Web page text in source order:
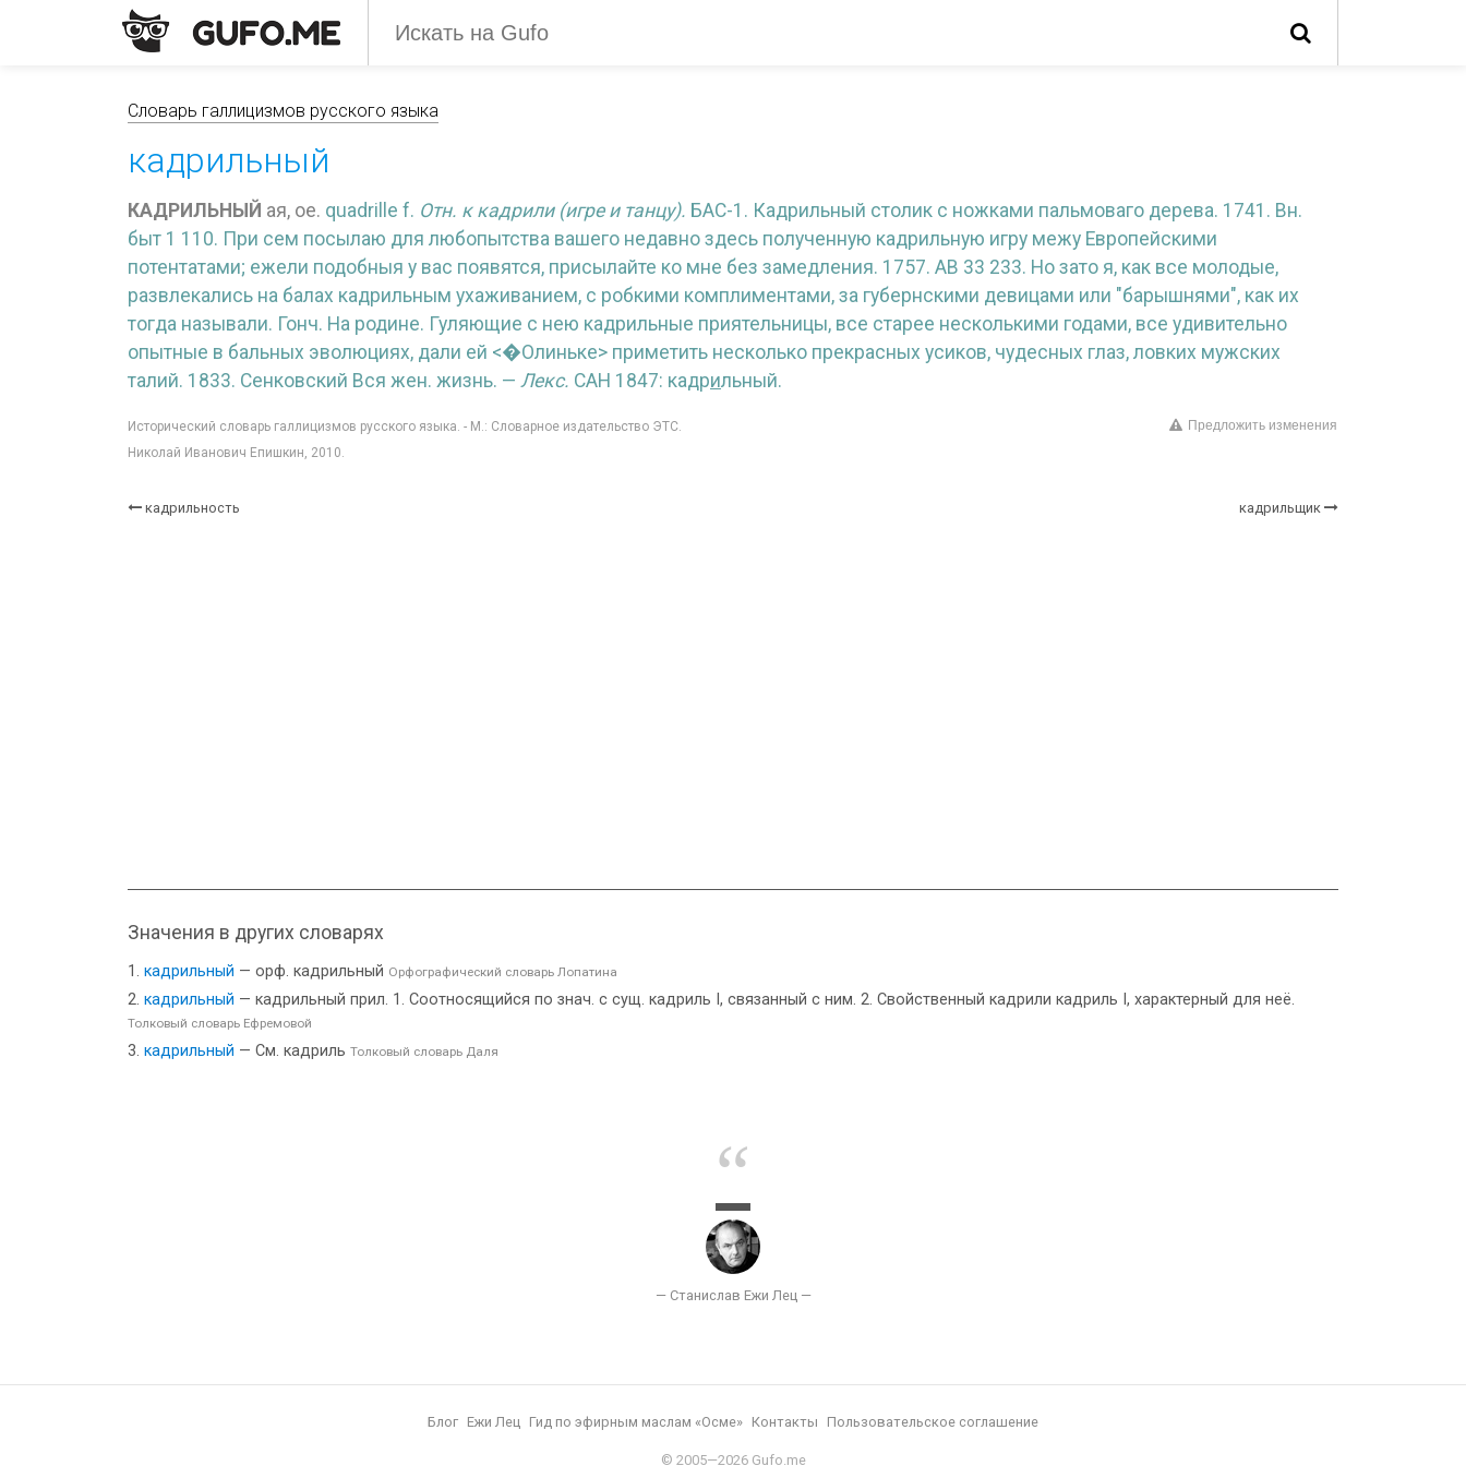
Словарь галлицизмов русского языка
кадрильный
КАДРИЛЬНЫЙ ая, ое. quadrille f. Отн. к кадрили (игре и танцу). БАС-1. Кадрильный столик с ножками пальмоваго дерева. 1741. Вн.
быт 1 110. При сем посылаю для любопытства вашего недавно здесь полученную кадрильную игру межу Европейскими
потентатами; ежели подобныя у вас появятся, присылайте ко мне без замедления. 1757. АВ 33 233. Но зато я, как все молодые,
развлекались на балах кадрильным ухаживанием, с робкими комплиментами, за губернскими девицами или "барышнями", как их
тогда называли. Гонч. На родине. Гуляющие с нею кадрильные приятельницы, все старее несколькими годами, все удивительно
опытные в бальных эволюциях, дали ей <�Олиньке> приметить несколько прекрасных усиков, чудесных глаз, ловких мужских
талий. 1833. Сенковский Вся жен. жизнь. — Лекс. САН 1847: кадрильный.
Исторический словарь галлицизмов русского языка. - М.: Словарное издательство ЭТС.
Николай Иванович Епишкин, 2010.
Предложить изменения
кадрильность кадрильщик
Значения в других словарях
кадрильный — орф. кадрильный Орфографический словарь Лопатина
кадрильный — кадрильный прил. 1. Соотносящийся по знач. с сущ. кадриль I, связанный с ним. 2. Свойственный кадрили кадриль I, характерный для неё.
Толковый словарь Ефремовой
кадрильный — См. кадриль Толковый словарь Даля
Блог Ежи Лец Гид по эфирным маслам «Осме» Контакты Пользовательское соглашение
© 2005—2026 Gufo.me